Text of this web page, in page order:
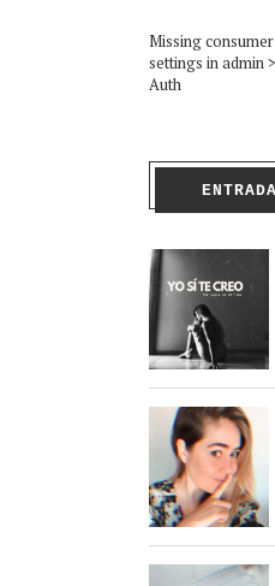
Missing
settings in admin
Auth